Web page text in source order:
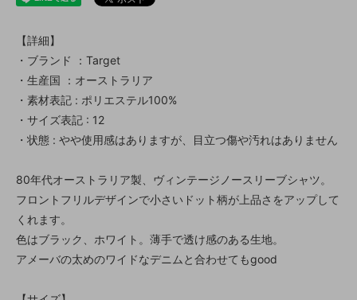
【詳細】
・ブランド ：Target
・生産国 ：オーストラリア
・素材表記 : ポリエステル100%
・サイズ表記 : 12
・状態 : やや使用感はありますが、目立つ傷や汚れはありません
80年代オーストラリア製、ヴィンテージノースリーブシャツ。
フロントフリルデザインで小さいドット柄が上品さをアップして
くれます。
色はブラック、ホワイト。薄手で透け感のある生地。
アメーバの太めのワイドなデニムと合わせてもgood